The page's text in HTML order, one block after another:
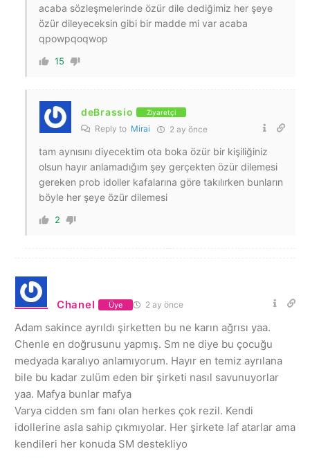
acaba sözleşmelerinde özür dile dediğimiz her şeye
özür dileyeceksin gibi bir madde mi var acaba
qpowpqoqwop
15
deBrassio Ziyaretçi
Reply to Mirai 2 ay önce
tam aynısını diyecektim ota boka özür bir kişiliğiniz
olsun hayır anlamadığım şey gerçekten özür dilemesi
gereken prob idoller kafalarına göre takılırken bunların
böyle her şeye özür dilemesi
2
Chanel Üye 2 ay önce
Adam sakince ayrıldı şirketten bu ne karın ağrısı yaa.
Chenle en doğrusunu yapmış. Sm ne diye bu çocuğu
medyada karalıyo anlamıyorum. Hayır en temiz ayrılana
bile bu kadar zulüm eden bir şirketi nasıl savunuyorlar
yaa. Mafya bunlar mafya
Varya cidden sm fanı olan herkes çok rezil. Kendi
idollerine asla sahip çıkmıyolar. Her şirkete laf atarlar ama
kendileri her konuda SM destekliyo